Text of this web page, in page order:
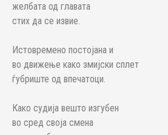
желбата од главата
стих да се извие.
Истовремено постојана и
во движење како змијски сплет
ѓубриште од впечатоци.
Како судија вешто изгубен
во сред своја смена